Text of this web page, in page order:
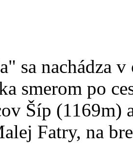
sa nachádza
smerom po
Šíp (1169m)
Fatry, na